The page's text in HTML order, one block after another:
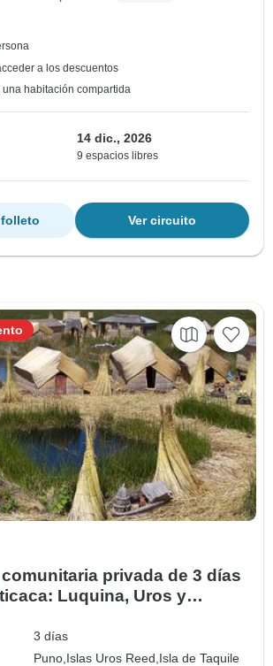
a los descuentos
habitación compartida
14 dic., 2026
9 espacios libres
Ver circuito
folleto
privada de 3 días
Luquina, Uros y
3 días
Puno, Islas Uros Reed, Isla de Taquile